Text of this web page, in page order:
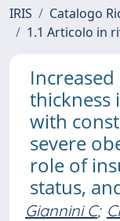
IRIS Catalogo
1.1 Articolo in
thickness
with
severe
role of
status,
Giannini C;